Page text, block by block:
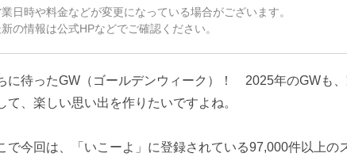
日時や料金などが変更になっている場合がございます。
の情報は公式HPなどでご確認ください。
に待ったGW（ゴールデンウィーク）！ 2025年のGWも
て、楽しい思い出を作りたいですよね。
で今回は、「いこーよ」に登録されている97,000件以上の